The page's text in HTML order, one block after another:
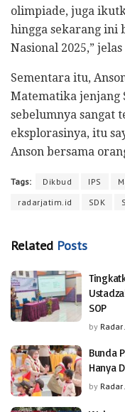
olimpiade, juga
hingga sekarang ini
Nasional 2025,”
Sementara itu,
Matematika jenjang
sebelumnya sangat
eksplorasinya, itu
Anson bersama
Tags: Dikbud IPS
radarjatim.id
SDK
Related Posts
SOP
by Radar
Bunda
Hanya
by Radar